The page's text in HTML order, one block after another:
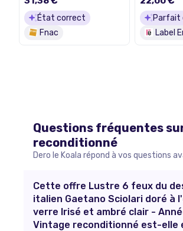
État correct
Fnac
naturel
BRESSON"
Label
Questions fréquentes
reconditionné
Dero le Koala répond à vos questions
Cette offre Lustre 6 feux du
italien Gaetano Sciolari doré à
verre Irisé et ambré clair -
Vintage reconditionné est-elle